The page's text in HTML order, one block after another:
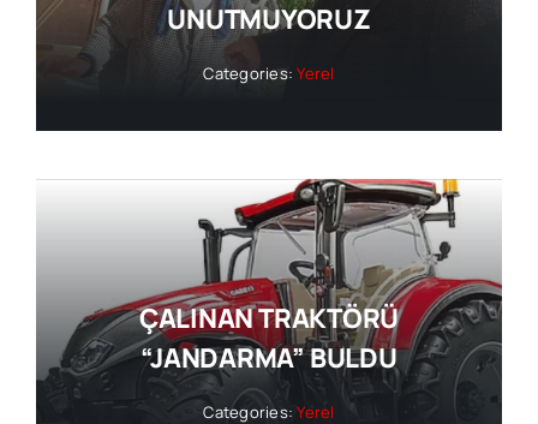
UNUTMUYORUZ
Categories:Yerel
ÇALINAN TRAKTÖRÜ
“JANDARMA” BULDU
Categories:Yerel